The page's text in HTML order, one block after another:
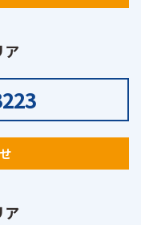
ア
ア